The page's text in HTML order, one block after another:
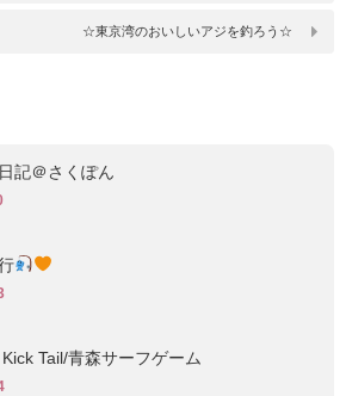
☆東京湾のおいしいアジを釣ろう☆
記＠さくぽん
Tail/青森サーフゲーム